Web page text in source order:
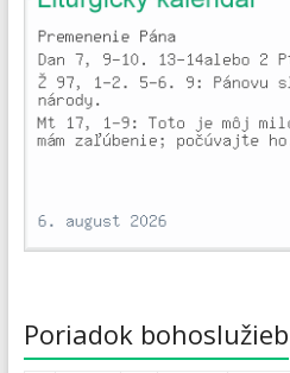
Poriadok bohoslužieb